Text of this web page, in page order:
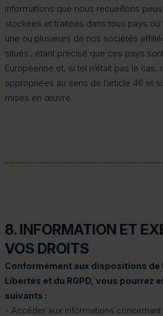
informations que nous recueillons
stockées et traitées dans tous pays
une ou plusieurs de nos sociétés
situés ; étant précisé que ces pays
Européenne et, si tel n’était pas le cas,
appropriées au sens de l’article 46 et
mises en œuvre.
8. INFORMATION ET
VOS DROITS
Conformément aux dispositions de
Libertés et du RGPD, vous pourrez
suivants :
- Accéder aux informations